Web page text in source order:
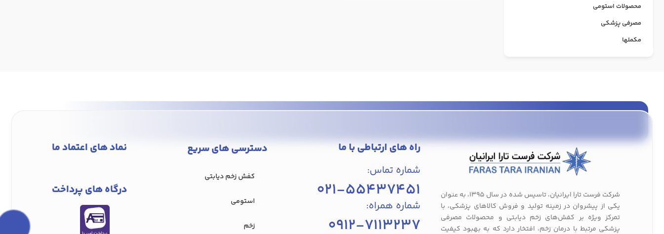
محصولات استومی
مصرفی پزشکی
مکملها
شرکت فرست تارا ایرانیان، تاسیس شده در سال 1395، به عنوان
یکی از پیشروان در زمینه تولید و فروش کالاهای پزشکی، با
تمرکز ویژه بر کفش‌های زخم دیابتی و محصولات مصرفی
پزشکی مرتبط با درمان زخم، افتخار دارد که به بهبود کیفیت
راه های ارتباطی با ما
شماره تماس:
021-55437451
شماره همراه:
0912-7113237
دسترسی های سریع
کفش‌ زخم دیابتی
استومی
زخم
نماد های اعتماد ما
درگاه های پرداخت